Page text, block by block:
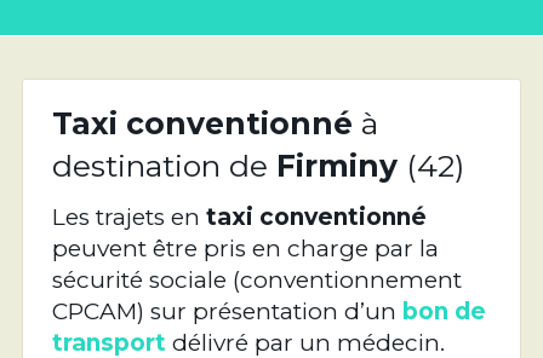
Taxi conventionné à
destination de Firminy (42)
Les trajets en taxi conventionné
peuvent être pris en charge par la
sécurité sociale (conventionnement
CPCAM) sur présentation d’un bon de
transport délivré par un médecin.